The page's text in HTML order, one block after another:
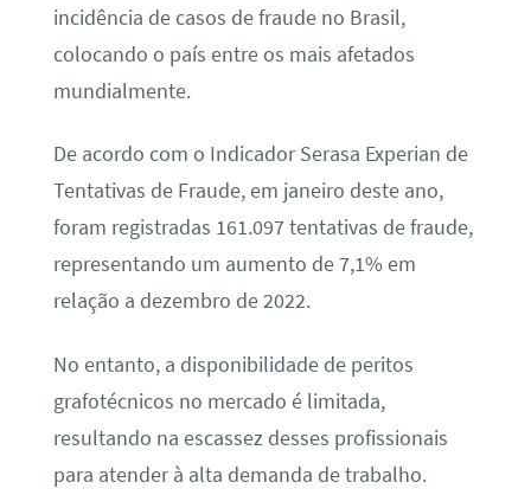
incidência de casos de fraude no Brasil,
colocando o país entre os mais afetados
mundialmente.
De acordo com o Indicador Serasa Experian de
Tentativas de Fraude, em janeiro deste ano,
foram registradas 161.097 tentativas de fraude,
representando um aumento de 7,1% em
relação a dezembro de 2022.
No entanto, a disponibilidade de peritos
grafotécnicos no mercado é limitada,
resultando na escassez desses profissionais
para atender à alta demanda de trabalho.